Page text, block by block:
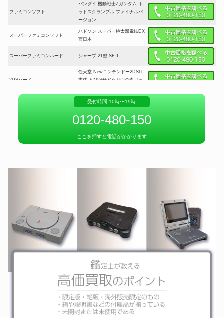
ファミコンソフト
バンダイ 機動戦士Zガンダム ホ
ットスクランブル ファイナルバ
ージョン
スーパーファミコンソフト
ハドソン スーパー桃太郎電鉄DX
西日本
スーパーファミコンハード シャープ 21型 SF-1
2DSハード
任天堂 Newニンテンドー2DSLL
本体 とびだせどうぶつの森パッ
ニンテンドー2DS本体 ピンク
任天堂 Newニンテンドー3DS本
任天堂 NEWラブプラス”NEWマ
MEGA39’s 専用コントローラー
WiiUハード
HORI 太鼓の達人 専用コントロ
ーラーPro.
WiiUハード
任天堂 WiiU PREMIUM SET ド
ROMROM
NEC PCエンジン スーパーグラ
フィックス本体
KADOKAWA デモンゲイズ2
Global Edition
受付時間 10時〜19時
0120-480-150
ここを押すと電話がかかります